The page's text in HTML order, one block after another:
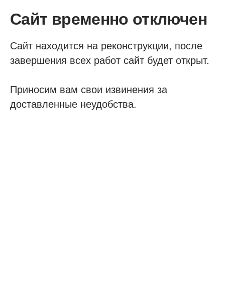
Сайт временно отключен
Сайт находится на реконструкции, после
завершения всех работ сайт будет открыт.
Приносим вам свои извинения за
доставленные неудобства.